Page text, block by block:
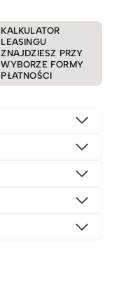
KALKULATOR
LEASINGU
ZNAJDZIESZ PRZY
WYBORZE FORMY
PŁATNOŚCI